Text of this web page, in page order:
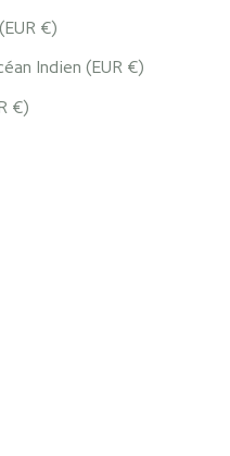
€)
Indien (EUR €)
€)